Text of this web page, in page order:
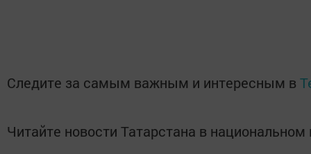
Следите за самым важным и интересным в
Читайте новости Татарстана в